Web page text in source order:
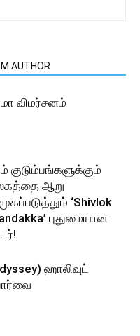
AUTHOR
விமர்சனம்
குடும்பங்களுக்கும்
ஆறு
‘Shivlok
புதுமையான
ஹாலிவுட்